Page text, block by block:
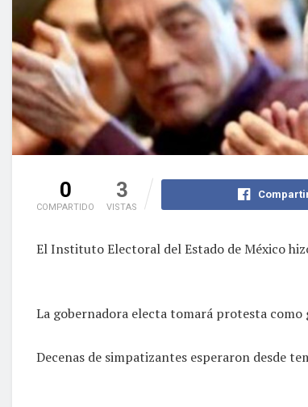
0
COMPARTIDO
3
VISTAS
El Instituto Electoral del Estado de México
La gobernadora electa tomará protesta como
Decenas de simpatizantes esperaron desde